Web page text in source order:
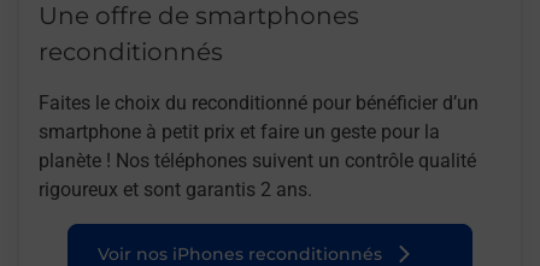
Une offre de smartphones
reconditionnés
Faites le choix du reconditionné pour bénéficier d’un
smartphone à petit prix et faire un geste pour la
planète ! Nos téléphones suivent un contrôle qualité
rigoureux et sont garantis 2 ans.
Voir nos iPhones reconditionnés